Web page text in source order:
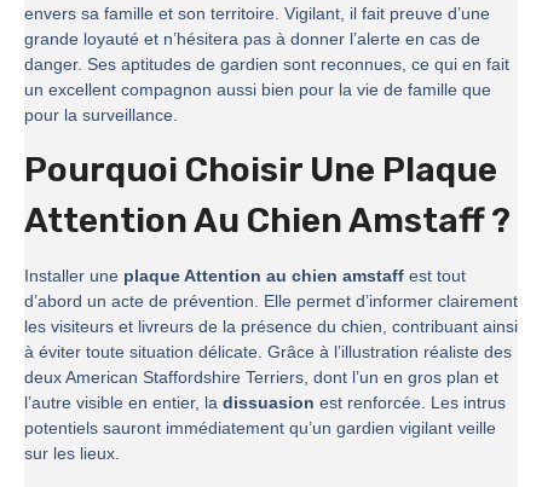
envers sa famille et son territoire. Vigilant, il fait preuve d’une
grande loyauté et n’hésitera pas à donner l’alerte en cas de
danger. Ses aptitudes de gardien sont reconnues, ce qui en fait
un excellent compagnon aussi bien pour la vie de famille que
pour la surveillance.
Pourquoi Choisir Une Plaque
Attention Au Chien Amstaff ?
Installer une plaque Attention au chien amstaff est tout
d’abord un acte de prévention. Elle permet d’informer clairement
les visiteurs et livreurs de la présence du chien, contribuant ainsi
à éviter toute situation délicate. Grâce à l’illustration réaliste des
deux American Staffordshire Terriers, dont l’un en gros plan et
l’autre visible en entier, la dissuasion est renforcée. Les intrus
potentiels sauront immédiatement qu’un gardien vigilant veille
sur les lieux.